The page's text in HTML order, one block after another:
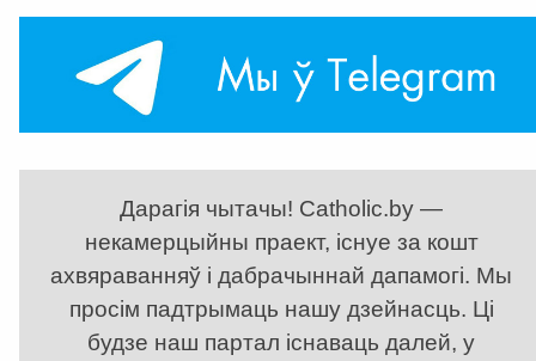
Дарагія чытачы! Catholic.by —
некамерцыйны праект, існуе за кошт
ахвяраванняў і дабрачыннай дапамогі. Мы
просім падтрымаць нашу дзейнасць. Ці
будзе наш партал існаваць далей, у